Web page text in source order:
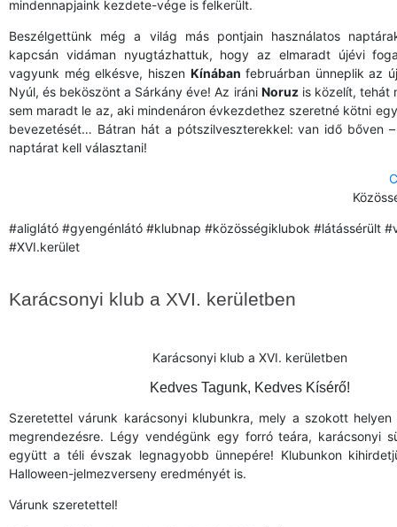
mindennapjaink kezdete-vége is felkerült.
Beszélgettünk még a világ más pontjain használatos
kapcsán vidáman nyugtázhattuk, hogy az elmaradt újévi
vagyunk még elkésve, hiszen Kínában februárban ünneplik az
Nyúl, és beköszönt a Sárkány éve! Az iráni Noruzis közelít, tehát
sem maradt le az, aki mindenáron évkezdethez szeretné kötni
bevezetését… Bátran hát a pótszilveszterekkel: van idő bőven
naptárat kell választani!
#aliglátó #gyengénlátó #klubnap #közösségiklubok #látássérült
#XVI.kerület
Karácsonyi klub a XVI. kerületben
Karácsonyi klub a XVI. kerületben
Kedves Tagunk, Kedves Kísérő!
Szeretettel várunk karácsonyi klubunkra, mely a szokott
megrendezésre. Légy vendégünk egy forró teára, karácsonyi
együtt a téli évszak legnagyobb ünnepére! Klubunkon
Halloween-jelmezverseny eredményét is.
Várunk szeretettel!